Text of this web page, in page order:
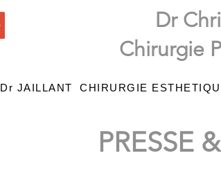
Dr
Chirurgie
Dr JAILLANT CHIRURGIE
PRESSE